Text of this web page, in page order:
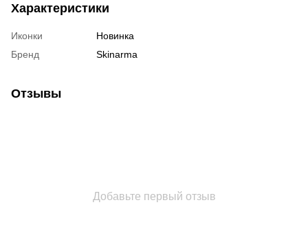
Характеристики
Иконки
Новинка
Бренд
Skinarma
Отзывы
Добавьте первый отзыв